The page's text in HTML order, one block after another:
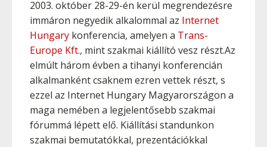
2003. október 28-29-én kerül megrendezésre
immáron negyedik alkalommal az Internet
Hungary konferencia, amelyen a Trans-
Europe Kft., mint szakmai kiállító vesz részt.Az
elmúlt három évben a tihanyi konferencián
alkalmanként csaknem ezren vettek részt, s
ezzel az Internet Hungary Magyarországon a
maga nemében a legjelentősebb szakmai
fórummá lépett elő. Kiállítási standunkon
szakmai bemutatókkal, prezentációkkal